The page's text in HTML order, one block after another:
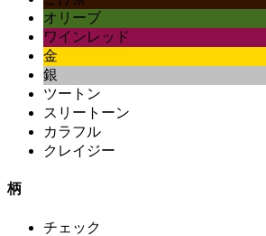
オリーブ
ワインレッド
金
銀
ツートン
スリートーン
カラフル
クレイジー
柄
チェック